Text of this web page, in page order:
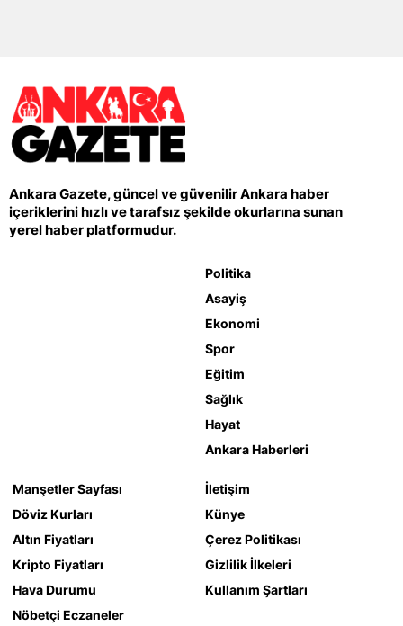
Ankara Gazete, güncel ve güvenilir Ankara haber
içeriklerini hızlı ve tarafsız şekilde okurlarına sunan
yerel haber platformudur.
Politika
Asayiş
Ekonomi
Spor
Eğitim
Sağlık
Hayat
Ankara Haberleri
Manşetler Sayfası
Döviz Kurları
Altın Fiyatları
Kripto Fiyatları
Hava Durumu
Nöbetçi Eczaneler
İletişim
Künye
Çerez Politikası
Gizlilik İlkeleri
Kullanım Şartları